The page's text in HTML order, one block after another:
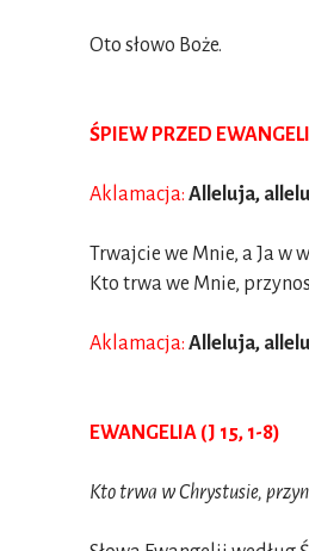
Oto słowo Boże.
ŚPIEW PRZED
Aklamacja: Alleluja,
Trwajcie we Mnie, a Ja w
Kto trwa we Mnie,
Aklamacja: Alleluja,
EWANGELIA (J 15, 1-8)
Kto trwa w Chrystusie,